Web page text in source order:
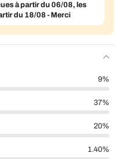
à partir du 06/08, les
du 18/08 - Merci
9%
37%
20%
1.40%